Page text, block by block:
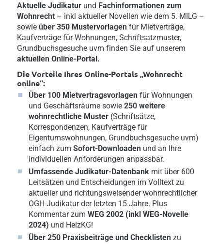
Aktuelle Judikatur und Fachinformationen zum
Wohnrecht – inkl aktueller Novellen wie dem 5. MILG –
sowie über 350 Mustervorlagen für Mietverträge,
Kaufverträge für Wohnungen, Schriftsatzmuster,
Grundbuchsgesuche uvm finden Sie auf unserem
aktuellen Online-Portal.
Die Vorteile Ihres Online-Portals „Wohnrecht
online“:
Über 100 Mietvertragsvorlagen für Wohnungen
und Geschäftsräume sowie 250 weitere
wohnrechtliche Muster (Schriftsätze,
Korrespondenzen, Kaufverträge für
Eigentumswohnungen, Grundbuchsgesuche uvm)
einfach zum Sofort-Downloaden und an Ihre
individuellen Anforderungen anpassbar.
Umfassende Judikatur-Datenbank mit über 600
Leitsätzen und Entscheidungen im Volltext zu
aktueller und richtungsweisender wohnrechtlicher
OGH-Judikatur der letzten 15 Jahre. Plus
Kommentar zum WEG 2002 (inkl WEG-Novelle
2024) und HeizKG!
Über 250 Praxisbeiträge und Checklisten zu